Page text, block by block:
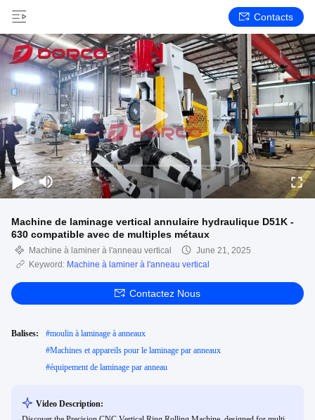
Contacts
Machine de laminage vertical annulaire hydraulique D51K -
630 compatible avec de multiples métaux
Machine à laminer à l'anneau vertical
June 21, 2025
Keyword: Machine à laminer à l'anneau vertical
Contactez Nous
Balises: #moulin à laminage à anneaux
#Machines et appareils pour le laminage par anneaux
#équipement de laminage par anneau
Video Description: